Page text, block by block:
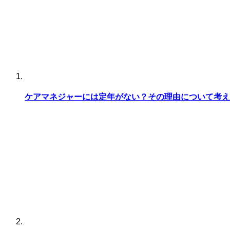
ケアマネジャーには定年がない？その理由について考